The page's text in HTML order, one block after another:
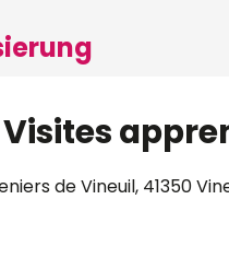
Visites
de Vineuil, 41350